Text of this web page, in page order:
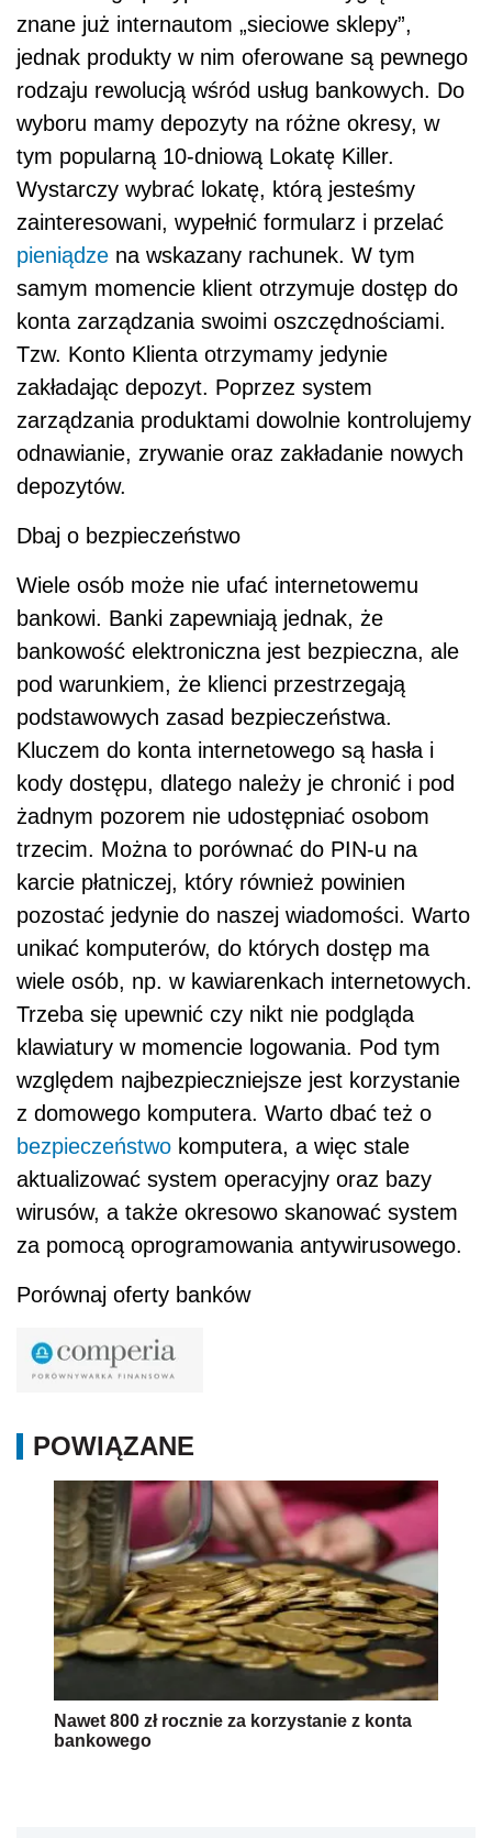
znane już internautom „sieciowe sklepy”,
jednak produkty w nim oferowane są pewnego
rodzaju rewolucją wśród usług bankowych. Do
wyboru mamy depozyty na różne okresy, w
tym popularną 10-dniową Lokatę Killer.
Wystarczy wybrać lokatę, którą jesteśmy
zainteresowani, wypełnić formularz i przelać
pieniądze na wskazany rachunek. W tym
samym momencie klient otrzymuje dostęp do
konta zarządzania swoimi oszczędnościami.
Tzw. Konto Klienta otrzymamy jedynie
zakładając depozyt. Poprzez system
zarządzania produktami dowolnie kontrolujemy
odnawianie, zrywanie oraz zakładanie nowych
depozytów.
Dbaj o bezpieczeństwo
Wiele osób może nie ufać internetowemu
bankowi. Banki zapewniają jednak, że
bankowość elektroniczna jest bezpieczna, ale
pod warunkiem, że klienci przestrzegają
podstawowych zasad bezpieczeństwa.
Kluczem do konta internetowego są hasła i
kody dostępu, dlatego należy je chronić i pod
żadnym pozorem nie udostępniać osobom
trzecim. Można to porównać do PIN-u na
karcie płatniczej, który również powinien
pozostać jedynie do naszej wiadomości. Warto
unikać komputerów, do których dostęp ma
wiele osób, np. w kawiarenkach internetowych.
Trzeba się upewnić czy nikt nie podgląda
klawiatury w momencie logowania. Pod tym
względem najbezpieczniejsze jest korzystanie
z domowego komputera. Warto dbać też o
bezpieczeństwo komputera, a więc stale
aktualizować system operacyjny oraz bazy
wirusów, a także okresowo skanować system
za pomocą oprogramowania antywirusowego.
Porównaj oferty banków
POWIĄZANE
Nawet 800 zł rocznie za korzystanie z konta
bankowego